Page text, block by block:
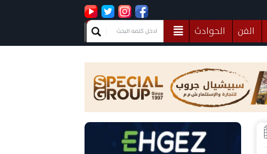
الفن
الحوادث
منوعات